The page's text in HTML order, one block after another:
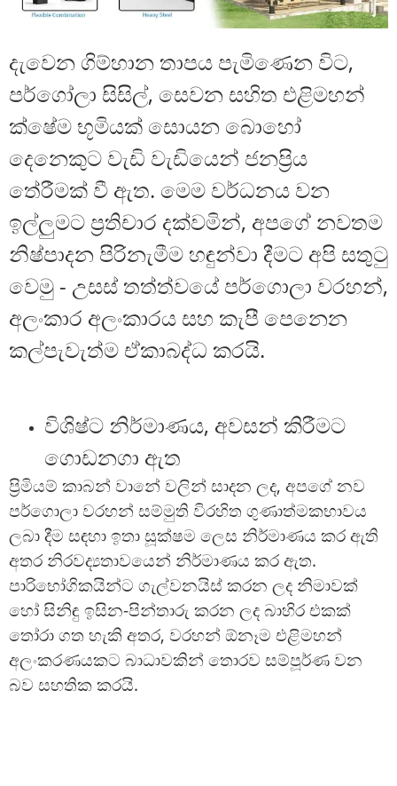
දැවෙන ගිම්හාන තාපය පැමිණෙන විට,
පර්ගෝලා සිසිල්, සෙවන සහිත එළිමහන්
ක්ෂේම භූමියක් සොයන බොහෝ
දෙනෙකුට වැඩි වැඩියෙන් ජනප්‍රිය
තේරීමක් වී ඇත. මෙම වර්ධනය වන
ඉල්ලුමට ප්‍රතිචාර දක්වමින්, අපගේ නවතම
නිෂ්පාදන පිරිනැමීම හඳුන්වා දීමට අපි සතුටු
වෙමු - උසස් තත්ත්වයේ පර්ගොලා වරහන්,
අලංකාර අලංකාරය සහ කැපී පෙනෙන
කල්පැවැත්ම ඒකාබද්ධ කරයි.
විශිෂ්ට නිර්මාණය, අවසන් කිරීමට
ගොඩනගා ඇත
ප්‍රිමියම් කාබන් වානේ වලින් සාදන ලද, අපගේ නව
පර්ගොලා වරහන් සම්මුති විරහිත ගුණාත්මකභාවය
ලබා දීම සඳහා ඉතා සූක්ෂම ලෙස නිර්මාණය කර ඇති
අතර නිරවද්‍යතාවයෙන් නිර්මාණය කර ඇත.
පාරිභෝගිකයින්ට ගැල්වනයිස් කරන ලද නිමාවක්
හෝ සිනිඳු ඉසින-පින්තාරු කරන ලද බාහිර එකක්
තෝරා ගත හැකි අතර, වරහන් ඕනෑම එළිමහන්
අලංකරණයකට බාධාවකින් තොරව සම්පූර්ණ වන
බව සහතික කරයි.